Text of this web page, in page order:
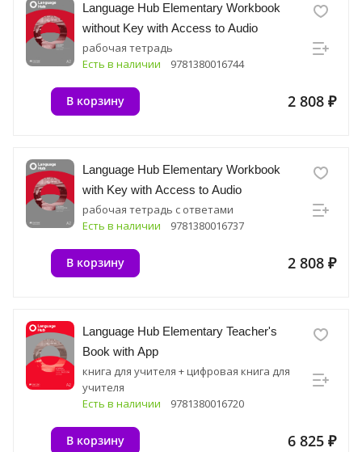
Language Hub Elementary Workbook
without Key with Access to Audio
рабочая тетрадь
Есть в наличии
9781380016744
2 808 ₽
В корзину
Language Hub Elementary Workbook
with Key with Access to Audio
рабочая тетрадь с ответами
Есть в наличии
9781380016737
2 808 ₽
В корзину
Language Hub Elementary Teacher's
Book with App
книга для учителя + цифровая книга для
учителя
Есть в наличии
9781380016720
6 825 ₽
В корзину